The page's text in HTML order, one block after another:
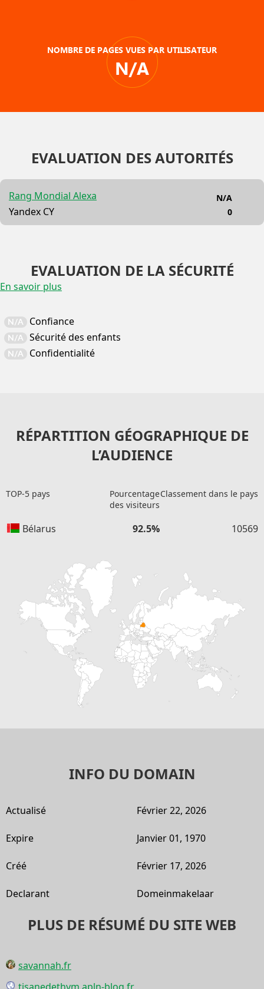
NOMBRE DE PAGES VUES PAR UTILISATEUR
N/A
EVALUATION DES AUTORITÉS
Rang Mondial Alexa
Yandex CY
N/A
0
EVALUATION DE LA SÉCURITÉ
En savoir plus
N/A Confiance
N/A Sécurité des enfants
N/A Confidentialité
RÉPARTITION GÉOGRAPHIQUE DE
L’AUDIENCE
TOP-5 pays
Pourcentage
des visiteurs
Classement dans le pays
Bélarus 92.5% 10569
INFO DU DOMAIN
Actualisé Février 22, 2026
Expire Janvier 01, 1970
Créé Février 17, 2026
Declarant Domeinmakelaar
PLUS DE RÉSUMÉ DU SITE WEB
savannah.fr